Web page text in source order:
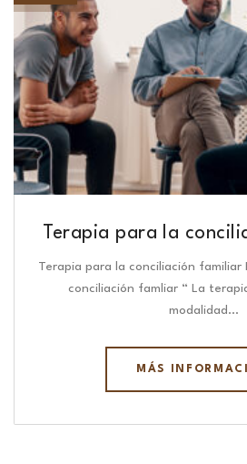
Terapia para la
Terapia para la conciliación familiar
conciliación famliar “ La
modalidad…
MÁS